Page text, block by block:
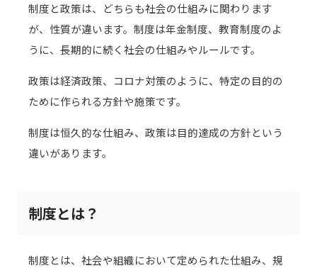
制度と政策は、どちらも社会の仕組みに関わります
が、性質が違います。制度は年金制度、教育制度のよ
うに、長期的に続く社会の仕組みやルールです。
政策は経済政策、コロナ対策のように、特定の目的の
ために作られる方針や施策です。
制度は恒久的な仕組み、政策は目的達成の方針という
違いがあります。
制度とは？
制度とは、社会や組織において定められた仕組み、規